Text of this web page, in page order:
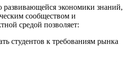
развивающейся экономики знаний,
сообществом и
средой позволяет:
студентов к требованиям рынка